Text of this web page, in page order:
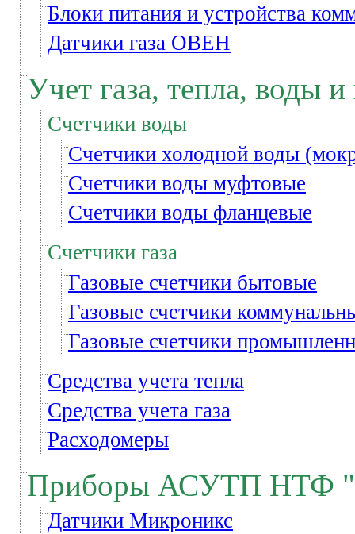
Блоки питания и устройства
Датчики газа ОВЕН
Учет газа, тепла, воды и
Счетчики воды
Счетчики холодной воды
Счетчики воды муфтовые
Счетчики воды фланцевые
Счетчики газа
Газовые счетчики бытовые
Газовые счетчики
Газовые счетчики
Средства учета тепла
Средства учета газа
Расходомеры
Приборы АСУТП НТФ
Датчики Микроникс